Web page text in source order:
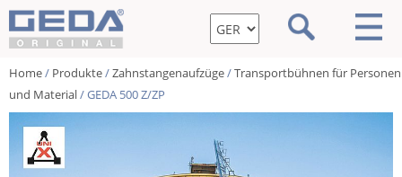
Home/ Produkte/Zahnstangenaufzüge/Transportbühnen für Personen
und Material/ GEDA 500 Z/ZP